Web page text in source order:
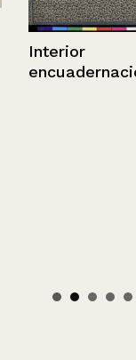
Interior
encuadernación